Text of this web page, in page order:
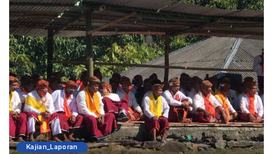
Kajian_Laporan